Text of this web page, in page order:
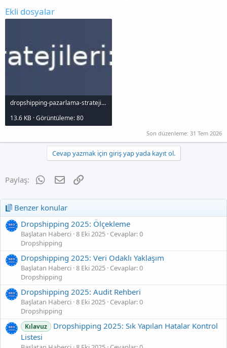
Ekli dosyalar
dropshipping-pazarlama-stratejileri-satslarnz-artrn_1000x120.jpg
13.6 KB · Görüntüleme: 80
Son düzenleme: 31 Tem 2026
Cevap yazmak için giriş yap yada kayıt ol.
Paylaş: WhatsApp
E-posta
Benzer konular
Dropshipping 2025: Ölçekleme
Başlatan Haberci 8 Eki 2025 Cevaplar: 0
Dropshipping
Dropshipping 2025: Veri Odaklı Yaklaşım
Başlatan Haberci 8 Eki 2025 Cevaplar: 0
Dropshipping
Dropshipping 2025: Audit Rehberi
Başlatan Haberci 8 Eki 2025 Cevaplar: 0
Dropshipping
Kılavuz
Dropshipping 2025: Sık Yapılan Hatalar Kontrol
Listesi